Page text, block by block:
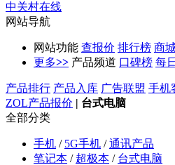
中关村在线
网站导航
网站功能 查报价 排行榜 商
更多>> 产品频道 口碑榜 每
产品排行 产品入库 广告联盟 手机
ZOL产品报价 | 台式电脑
全部分类
手机 / 5G手机 /通讯产品
笔记本 / 超极本 / 台式电脑